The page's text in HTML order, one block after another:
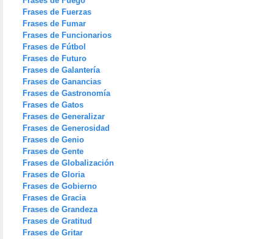
Frases de Fuerzas
Frases de Fumar
Frases de Funcionarios
Frases de Fútbol
Frases de Futuro
Frases de Galantería
Frases de Ganancias
Frases de Gastronomía
Frases de Gatos
Frases de Generalizar
Frases de Generosidad
Frases de Genio
Frases de Gente
Frases de Globalización
Frases de Gloria
Frases de Gobierno
Frases de Gracia
Frases de Grandeza
Frases de Gratitud
Frases de Gritar